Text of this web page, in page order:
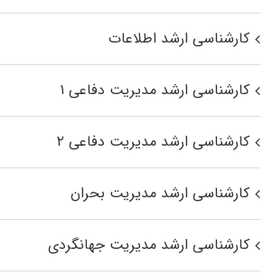
کارشناسی ارشد اطلاعات
کارشناسی ارشد مدیریت دفاعی ۱
کارشناسی ارشد مدیریت دفاعی ۲
کارشناسی ارشد مدیریت بحران
کارشناسی ارشد مدیریت جهانگردی